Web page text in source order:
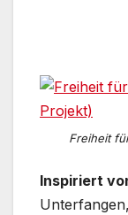
Freiheit
Inspiriert